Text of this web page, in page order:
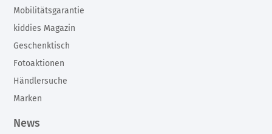
Mobilitätsgarantie
kiddies Magazin
Geschenktisch
Fotoaktionen
Händlersuche
Marken
News